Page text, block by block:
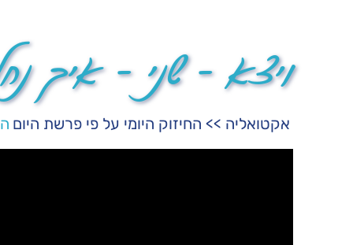
ויצא – שני – איך
אקטואליה >> החיזוק היומי על פי פרשת היום